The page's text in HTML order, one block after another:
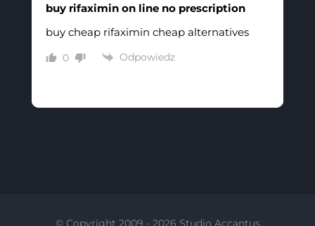
buy rifaximin on line no prescription
buy cheap rifaximin cheap alternatives
0 Odpowiedz
© Copyright 2009 - 2026 Studio Accantus